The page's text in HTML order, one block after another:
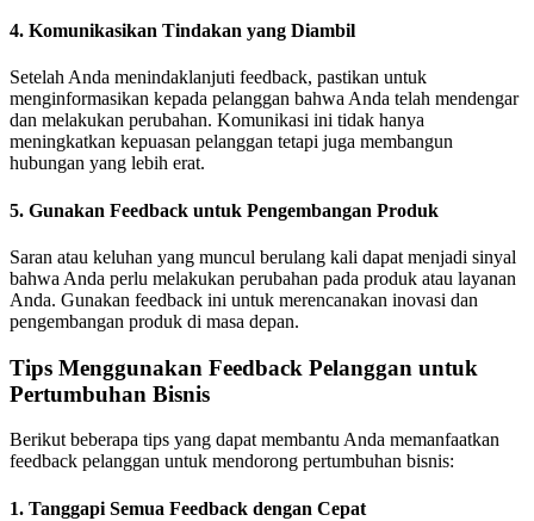
4. Komunikasikan Tindakan yang Diambil
Setelah Anda menindaklanjuti feedback, pastikan untuk
menginformasikan kepada pelanggan bahwa Anda telah mendengar
dan melakukan perubahan. Komunikasi ini tidak hanya
meningkatkan kepuasan pelanggan tetapi juga membangun
hubungan yang lebih erat.
5. Gunakan Feedback untuk Pengembangan Produk
Saran atau keluhan yang muncul berulang kali dapat menjadi sinyal
bahwa Anda perlu melakukan perubahan pada produk atau layanan
Anda. Gunakan feedback ini untuk merencanakan inovasi dan
pengembangan produk di masa depan.
Tips Menggunakan Feedback Pelanggan untuk
Pertumbuhan Bisnis
Berikut beberapa tips yang dapat membantu Anda memanfaatkan
feedback pelanggan untuk mendorong pertumbuhan bisnis:
1. Tanggapi Semua Feedback dengan Cepat